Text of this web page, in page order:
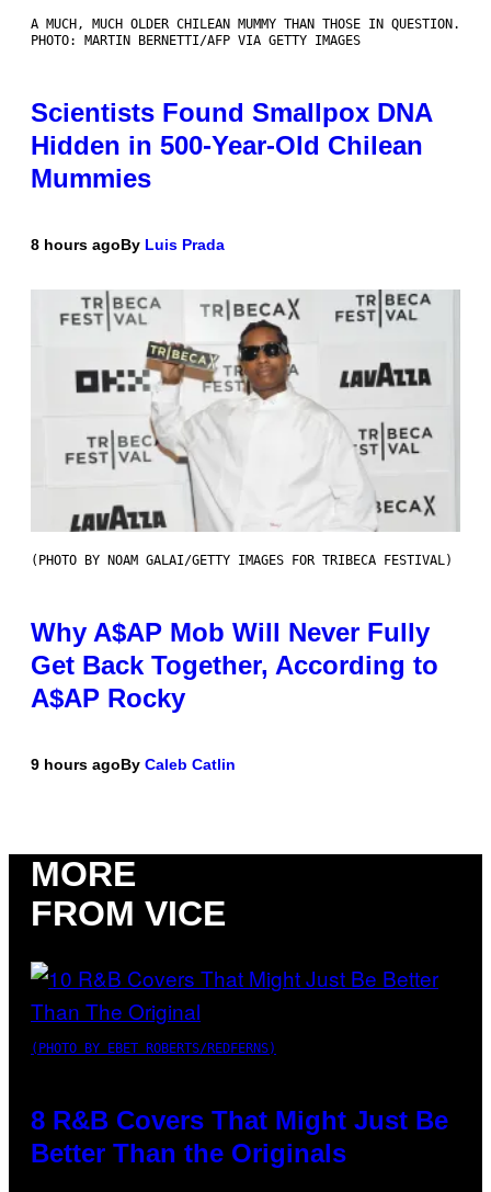
A MUCH, MUCH OLDER CHILEAN MUMMY THAN THOSE IN QUESTION.
PHOTO: MARTIN BERNETTI/AFP VIA GETTY IMAGES
Scientists Found Smallpox DNA
Hidden in 500-Year-Old Chilean
Mummies
8 hours agoBy Luis Prada
(PHOTO BY NOAM GALAI/GETTY IMAGES FOR TRIBECA FESTIVAL)
Why A$AP Mob Will Never Fully
Get Back Together, According to
A$AP Rocky
9 hours agoBy Caleb Catlin
MORE
FROM VICE
(PHOTO BY EBET ROBERTS/REDFERNS)
8 R&B Covers That Might Just Be
Better Than the Originals